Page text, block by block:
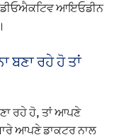
ਆਇਓਡੀਨ
ਬਣਾ ਰਹੇ ਹੋ ਤਾਂ
ਰਹੇ ਹੋ, ਤਾਂ ਆਪਣੇ
ਆਪਣੇ ਡਾਕਟਰ ਨਾਲ